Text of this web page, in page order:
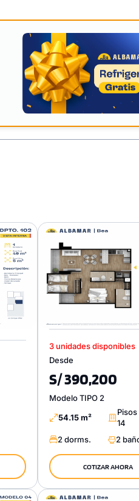
3 unidades disponibles
Desde
S/ 390,200
Modelo TIPO 2
54.15 m²
Pisos
14
2 dorms.
2
COTIZAR AHORA